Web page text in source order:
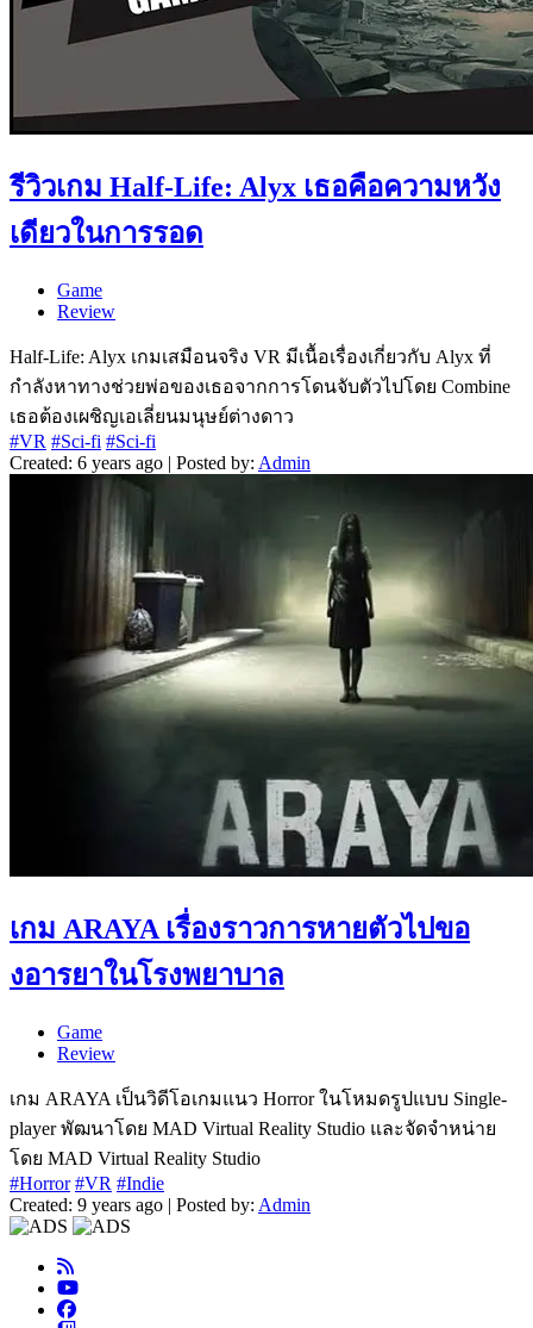
รีวิวเกม Half-Life: Alyx เธอคือความหวัง
เดียวในการรอด
Game
Review
Half-Life: Alyx เกมเสมือนจริง VR มีเนื้อเรื่องเกี่ยวกับ Alyx ที่
กำลังหาทางช่วยพ่อของเธอจากการโดนจับตัวไปโดย Combine
เธอต้องเผชิญเอเลี่ยนมนุษย์ต่างดาว
#VR #Sci-fi #Sci-fi
Created: 6 years ago | Posted by: Admin
เกม ARAYA เรื่องราวการหายตัวไปขอ
งอารยาในโรงพยาบาล
Game
Review
เกม ARAYA เป็นวิดีโอเกมแนว Horror ในโหมดรูปแบบ Single-
player พัฒนาโดย MAD Virtual Reality Studio และจัดจำหน่าย
โดย MAD Virtual Reality Studio
#Horror #VR #Indie
Created: 9 years ago | Posted by: Admin